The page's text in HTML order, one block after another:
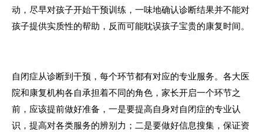
动，尽早对孩子开始干预训练，一味地确认诊断结果并不能对
孩子提供实质性的帮助，反而可能耽误孩子宝贵的康复时间。
自闭症从诊断到干预，每个环节都有对应的专业服务。各大医
院和康复机构各自承担着不同的角色，家长开启一个环节之
前，应该提前做好准备，一是要提高自身对自闭症的专业认
识，提高对各类服务的辨别力；二是要做好信息搜集，保证资